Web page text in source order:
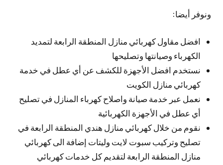
ونوفر أيضا:
افضل مقاول كهربائي منازل المنطقة الرابعة لتمديد
الكهرباء وصيانتها وتصليحها
نستخدم افضل الأجهزة للكشف عن أي عطل في خدمة
كهربائي منازل الكويت
نعمل عبر خدمة صيانة واصلاح كهرباء المنازل في تصليح
أي عطل في الأجهزة الكهربائية
نقوم من خلال كهربائي منازل هندي المنطقة الرابعة في
تصليح وتركيب سبوت لايت وليتات إضافة الى كهربائي
منازل المنطقة الرابعة لتقديم كل خدمات كهربائي